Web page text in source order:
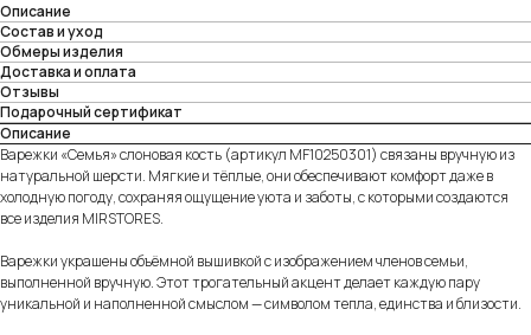
Описание
Состав и уход
Обмеры изделия
Доставка и оплата
Отзывы
Подарочный сертификат
Описание
Варежки «Семья» слоновая кость (артикул MF10250301) связаны вручную из
натуральной шерсти. Мягкие и тёплые, они обеспечивают комфорт даже в
холодную погоду, сохраняя ощущение уюта и заботы, с которыми создаются
все изделия MIRSTORES.
Варежки украшены объёмной вышивкой с изображением членов семьи,
выполненной вручную. Этот трогательный акцент делает каждую пару
уникальной и наполненной смыслом — символом тепла, единства и близости.